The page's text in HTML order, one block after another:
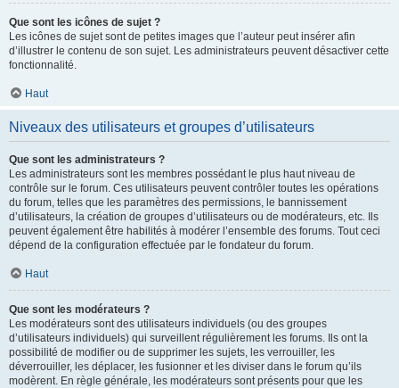
Que sont les icônes de sujet ?
Les icônes de sujet sont de petites images que l’auteur peut insérer afin
d’illustrer le contenu de son sujet. Les administrateurs peuvent désactiver cette
fonctionnalité.
Haut
Niveaux des utilisateurs et groupes d’utilisateurs
Que sont les administrateurs ?
Les administrateurs sont les membres possédant le plus haut niveau de
contrôle sur le forum. Ces utilisateurs peuvent contrôler toutes les opérations
du forum, telles que les paramètres des permissions, le bannissement
d’utilisateurs, la création de groupes d’utilisateurs ou de modérateurs, etc. Ils
peuvent également être habilités à modérer l’ensemble des forums. Tout ceci
dépend de la configuration effectuée par le fondateur du forum.
Haut
Que sont les modérateurs ?
Les modérateurs sont des utilisateurs individuels (ou des groupes
d’utilisateurs individuels) qui surveillent régulièrement les forums. Ils ont la
possibilité de modifier ou de supprimer les sujets, les verrouiller, les
déverrouiller, les déplacer, les fusionner et les diviser dans le forum qu’ils
modèrent. En règle générale, les modérateurs sont présents pour que les